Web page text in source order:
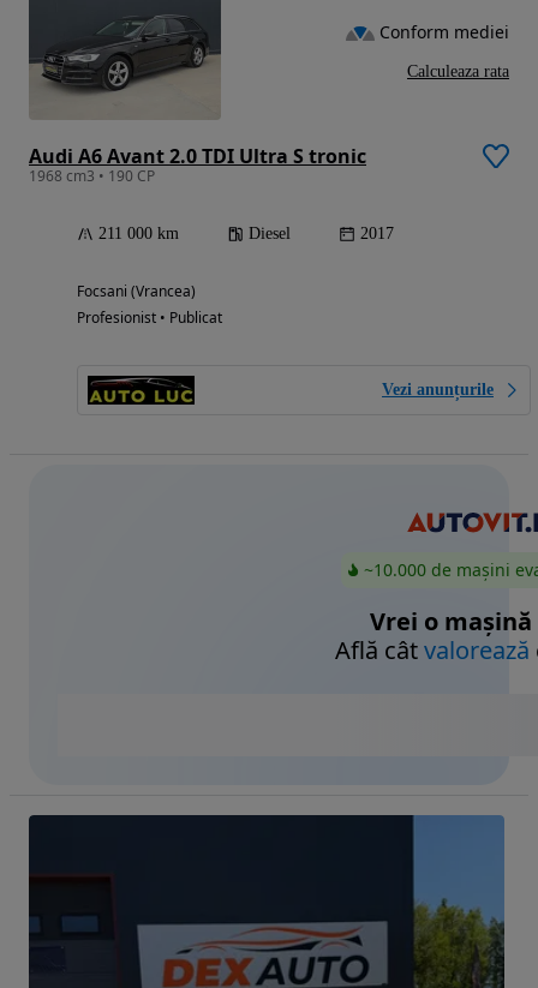
Audi A6 Avant 2.0 TDI Ultra S tronic
1968 cm3 • 190 CP
211 000 km Diesel 2017
Focsani (Vrancea)
Profesionist • Publicat
Vezi anunțurile
Conform mediei
Calculeaza rata
~10.000 de mașini
Vrei o mașină
Află câtvalorează